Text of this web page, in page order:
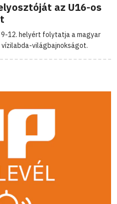
az U16-os
12. helyért folytatja a magyar
világbajnokságot.